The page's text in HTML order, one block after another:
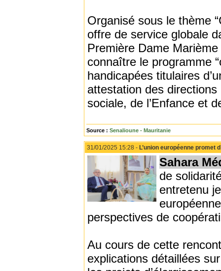
Organisé sous le thème
offre de service globale
Première Dame
connaître le programme
handicapées titulaires
attestation des
sociale, de l’Enfance et
Source : Senalioune - Mauritanie
31/01/2025 15:28 - L’union européenne promet
Sahara
de
entretenu
perspectives de
Au cours de cette
explications détaillées